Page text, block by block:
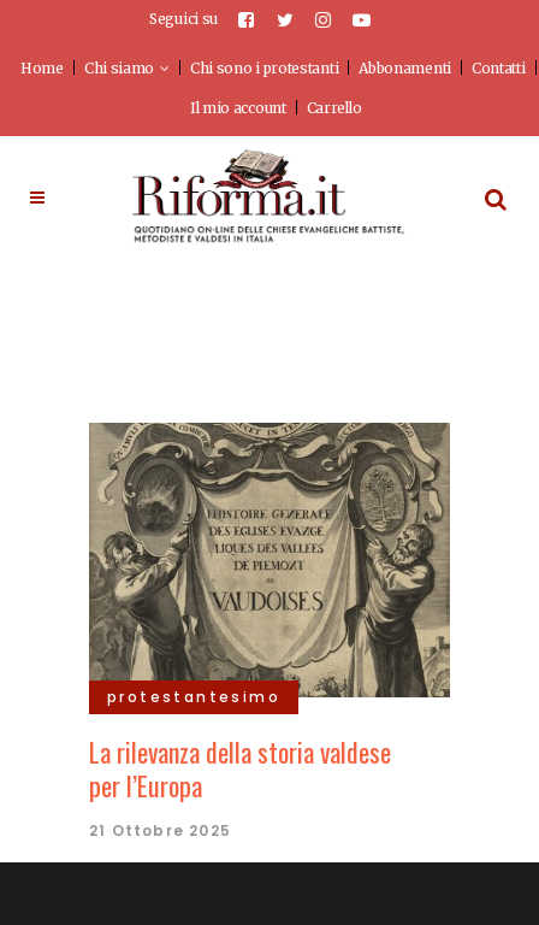
Seguici su
Home Chi siamo Chi sono i protestanti Abbonamenti Contatti
Il mio account Carrello
protestantesimo
La rilevanza della storia valdese
per l’Europa
21 Ottobre 2025